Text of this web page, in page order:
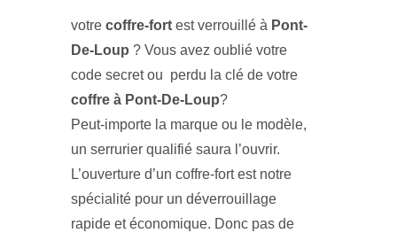
votre coffre-fort est verrouillé à Pont-
De-Loup ? Vous avez oublié votre
code secret ou perdu la clé de votre
coffre à Pont-De-Loup?
Peut-importe la marque ou le modèle,
un serrurier qualifié saura l’ouvrir.
L’ouverture d’un coffre-fort est notre
spécialité pour un déverrouillage
rapide et économique. Donc pas de